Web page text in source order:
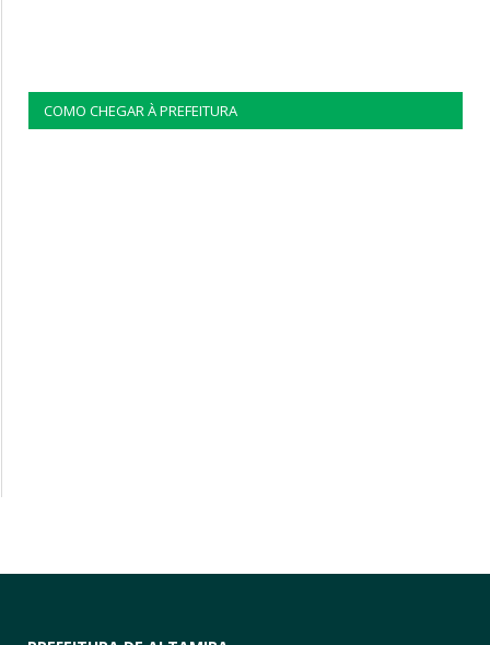
COMO CHEGAR À PREFEITURA